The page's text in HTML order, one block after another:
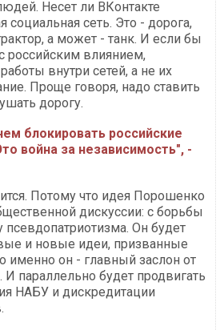
Несет ли ВКонтакте
социальная сеть. Это - дорога,
а может - танк. И если бы
российским влиянием,
внутри сетей, а не их
Проще говоря, надо ставить
дорогу.
блокировать российские
война за независимость", -
Потому что идея Порошенко
дискуссии: с борьбы
псевдопатриотизма. Он будет
и новые идеи, призванные
именно он - главный заслон от
И параллельно будет продвигать
НАБУ и дискредитации